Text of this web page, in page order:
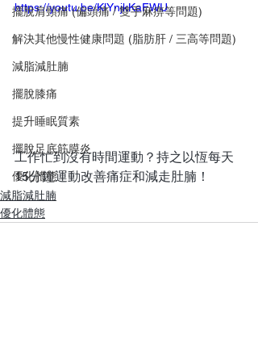
擺脫肩頸痛 (偏頭痛 / 雙手麻痹等問題)
解決其他慢性健康問題 (脂肪肝 / 三高等問題)
減脂減肚腩
擺脫膝痛
提升睡眠質素
擺脫足底筋膜炎
優化體態
https://youtu.be/KlYnjkKaFWU
工作忙到沒有時間運動？持之以恆每天
15分鐘運動改善痛症和減走肚腩！
減脂減肚腩
優化體態